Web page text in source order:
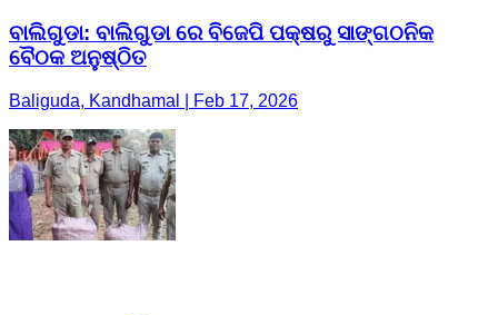
ବାଲିଗୁଡା: ବାଲିଗୁଡା ରେ ବିଜେପି ପକ୍ଷରୁ ସାଙ୍ଗଠନିକ
ବୈଠକ ଅନୁଷ୍ଠିତ
Baliguda, Kandhamal | Feb 17, 2026